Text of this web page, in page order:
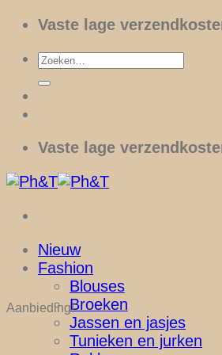
Ga
inhoud
Vaste lage
Zoeken
Vaste lage
Nieuw
Fashion
Blouses
Broeken
Jassen en jasjes
Tunieken en jurken
Aanbieding!